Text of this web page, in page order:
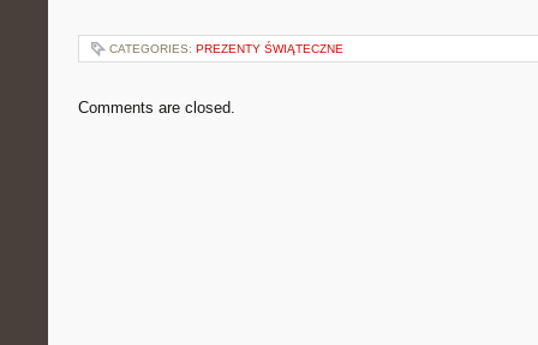
CATEGORIES: PREZENTY ŚWIĄTECZNE
Comments are closed.